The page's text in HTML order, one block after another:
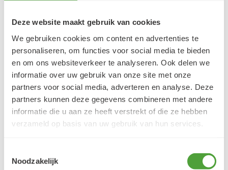
Deze website maakt gebruik van cookies
We gebruiken cookies om content en advertenties te
personaliseren, om functies voor social media te bieden
en om ons websiteverkeer te analyseren. Ook delen we
informatie over uw gebruik van onze site met onze
partners voor social media, adverteren en analyse. Deze
partners kunnen deze gegevens combineren met andere
informatie die u aan ze heeft verstrekt of die ze hebben
verzameld op basis van uw gebruik van hun services.
Noodzakelijk
VRAGEN?
E-mail:verfze@geurtjansen.nl
Bel:0341 493 575
Bereikbaar ma 13:30-17:30; di-vr 9:00-17:30; za 9:00-
17:00u